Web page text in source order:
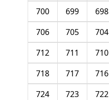
698
699
700
704
705
706
710
711
712
716
717
718
722
723
724